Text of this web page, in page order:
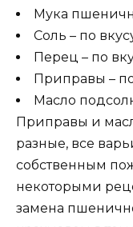
Мука
Соль – по
Перец – по
Приправы –
Масло
Приправы и
разные, все
собственным
некоторыми
замена